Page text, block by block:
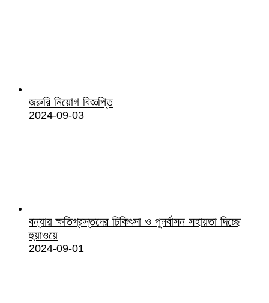
জরুরি নিয়োগ বিজ্ঞপ্তি
2024-09-03
বন্যায় ক্ষতিগ্রস্তদের চিকিৎসা ও পুনর্বাসন সহায়তা দিচ্ছে
হুয়াওয়ে
2024-09-01